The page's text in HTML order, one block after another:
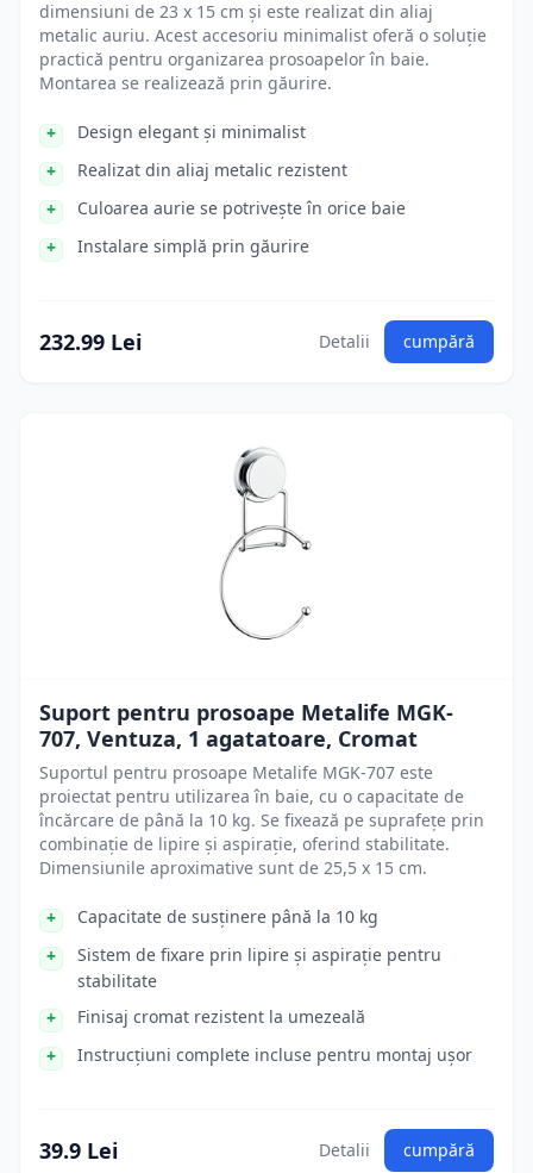
dimensiuni de 23 x 15 cm și este realizat din aliaj
metalic auriu. Acest accesoriu minimalist oferă o soluție
practică pentru organizarea prosoapelor în baie.
Montarea se realizează prin găurire.
Design elegant și minimalist
Realizat din aliaj metalic rezistent
Culoarea aurie se potrivește în orice baie
Instalare simplă prin găurire
232.99 Lei Detalii cumpără
Suport pentru prosoape Metalife MGK-
707, Ventuza, 1 agatatoare, Cromat
Suportul pentru prosoape Metalife MGK-707 este
proiectat pentru utilizarea în baie, cu o capacitate de
încărcare de până la 10 kg. Se fixează pe suprafețe prin
combinație de lipire și aspirație, oferind stabilitate.
Dimensiunile aproximative sunt de 25,5 x 15 cm.
Capacitate de susținere până la 10 kg
Sistem de fixare prin lipire și aspirație pentru
stabilitate
Finisaj cromat rezistent la umezeală
Instrucțiuni complete incluse pentru montaj ușor
39.9 Lei Detalii cumpără